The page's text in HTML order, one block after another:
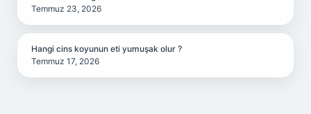
Temmuz 23, 2026
Hangi cins koyunun eti yumuşak olur ?
Temmuz 17, 2026